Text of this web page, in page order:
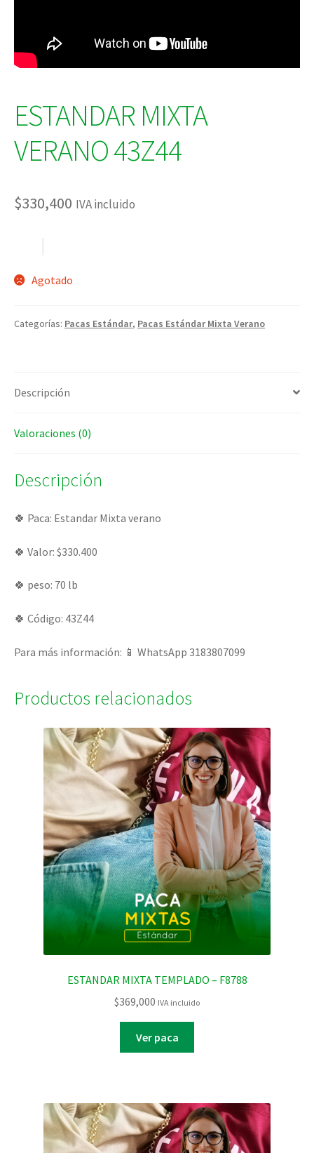
ESTANDAR MIXTA
VERANO 43Z44
$330,400 IVA incluido
Agotado
Categorías: Pacas Estándar, Pacas Estándar Mixta Verano
Descripción
Valoraciones (0)
Descripción
🍀 Paca: Estandar Mixta verano
🍀 Valor: $330.400
🍀 peso: 70 lb
🍀 Código: 43Z44
Para más información: 📱 WhatsApp 3183807099
Productos relacionados
ESTANDAR MIXTA TEMPLADO – F8788
$369,000 IVA incluido
Ver paca